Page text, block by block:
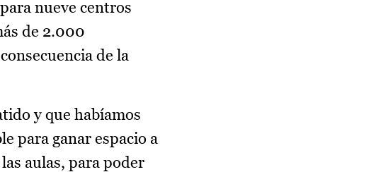
nueve centros
de 2.000
de la
y que habíamos
para ganar espacio a
aulas, para poder